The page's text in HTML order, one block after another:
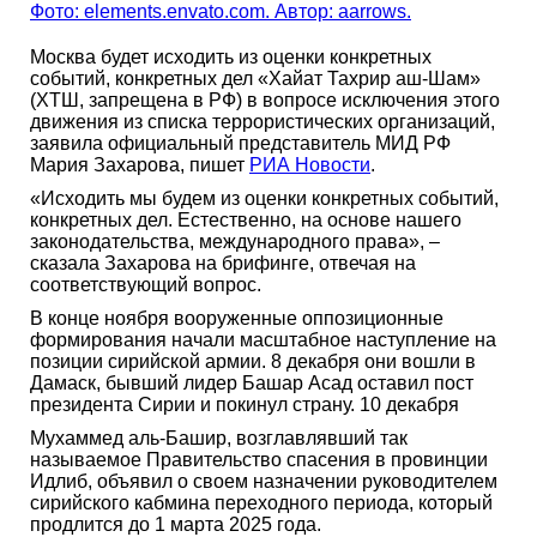
Фото: elements.envato.com. Автор: aarrows.
Москва будет исходить из оценки конкретных
событий, конкретных дел «Хайат Тахрир аш-Шам»
(ХТШ, запрещена в РФ) в вопросе исключения этого
движения из списка террористических организаций,
заявила официальный представитель МИД РФ
Мария Захарова, пишет РИА Новости.
«Исходить мы будем из оценки конкретных событий,
конкретных дел. Естественно, на основе нашего
законодательства, международного права», –
сказала Захарова на брифинге, отвечая на
соответствующий вопрос.
В конце ноября вооруженные оппозиционные
формирования начали масштабное наступление на
позиции сирийской армии. 8 декабря они вошли в
Дамаск, бывший лидер Башар Асад оставил пост
президента Сирии и покинул страну. 10 декабря
Мухаммед аль-Башир, возглавлявший так
называемое Правительство спасения в провинции
Идлиб, объявил о своем назначении руководителем
сирийского кабмина переходного периода, который
продлится до 1 марта 2025 года.